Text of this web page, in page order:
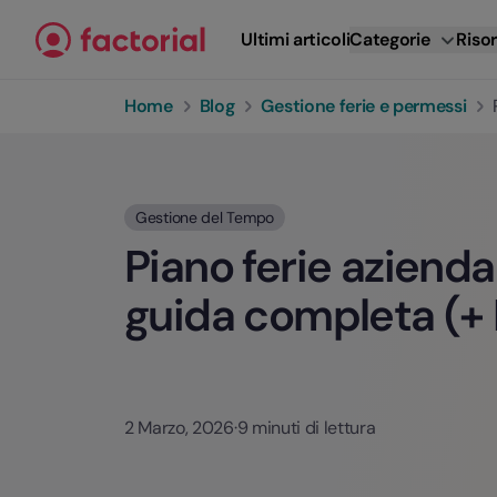
Ultimi articoliCategorie
Home Blog Gestione ferie e permessi
Gestione del Tempo
Piano ferie
guida completa (+
2 Marzo, 2026·9 minuti di lettura